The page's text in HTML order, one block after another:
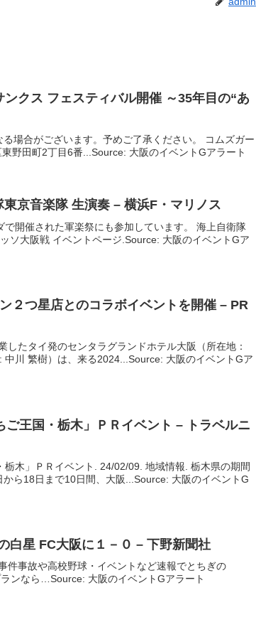
ンクス フェスティバル開催 ～35年目の“あ
場合がございます。予めご了承ください。 コムズガー
野田町2丁目6番...Source: 大阪のイベントGアラート
東京音楽隊 生演奏 – 横浜F・マリノス
開催された軍楽祭にも参加しています。 海上自衛隊
ソ大阪戦 イベントページ.Source: 大阪のイベントGア
２つ星店とのコラボイベント を開催 – PR
たタイ発のセンタラグランドホテル大阪（所在地：
川 繁樹）は、来る2024...Source: 大阪のイベントGア
ご王国・栃木」ＰＲ イベント – トラベルニ
木」ＰＲイベント. 24/02/09. 地域情報. 栃木県の期間
ら18日まで10日間、大阪...Source: 大阪のイベントG
白星 FC大阪に１－０ – 下野新聞社
事故や高校野球・イベントなど速報でとちぎの
ンなら…Source: 大阪のイベントGアラート